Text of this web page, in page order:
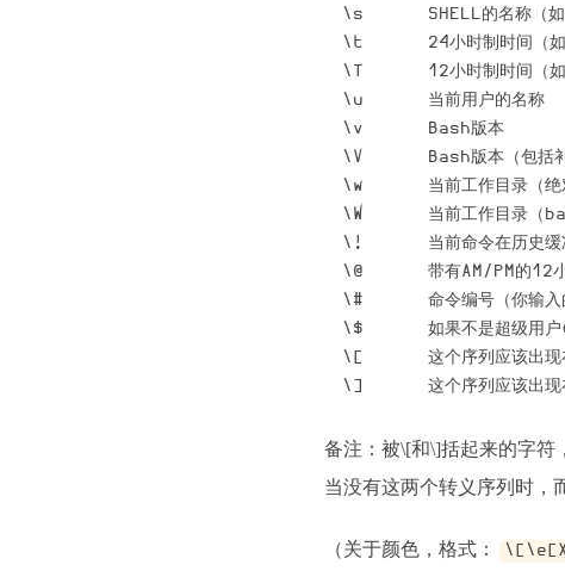
\s      SHELL的名称（如
\t      24小时制时间（
\T      12小时制时间（
\u      当前用户的名称
\v      Bash版本
\V      Bash版本（包括补
\w      当前工作目录（绝
\W      当前工作目录（
\!      当前命令在历史缓
\@      带有AM/PM的12小
\#      命令编号（你输入的
\$      如果不是超级用户
\[      这个序列应该出现在
备注：被\[和\]括起来的字符
当没有这两个转义序列时，
（关于颜色，格式：